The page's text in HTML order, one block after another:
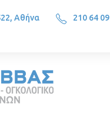
Αθήνα 210 64